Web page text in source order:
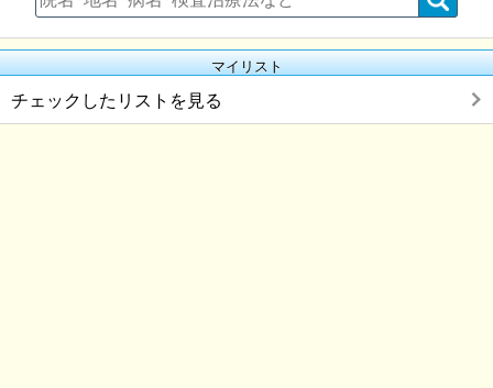
マイリスト
チェックしたリストを見る